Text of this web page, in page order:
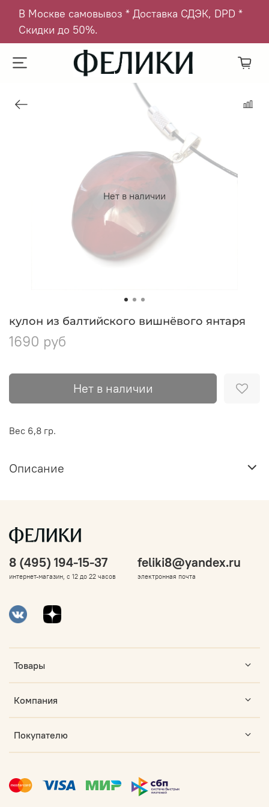
В Москве самовывоз * Доставка СДЭК, DPD *
Скидки до 50%.
Нет в наличии
кулон из балтийского вишнёвого янтаря
1690 руб
Нет в наличии
Вес 6,8 гр.
Описание
Товары
Компания
Покупателю
8 (495) 194-15-37
интернет-магазин, с 12 до 22 часов
feliki8@yandex.ru
электронная почта